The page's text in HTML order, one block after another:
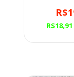
R$18,91